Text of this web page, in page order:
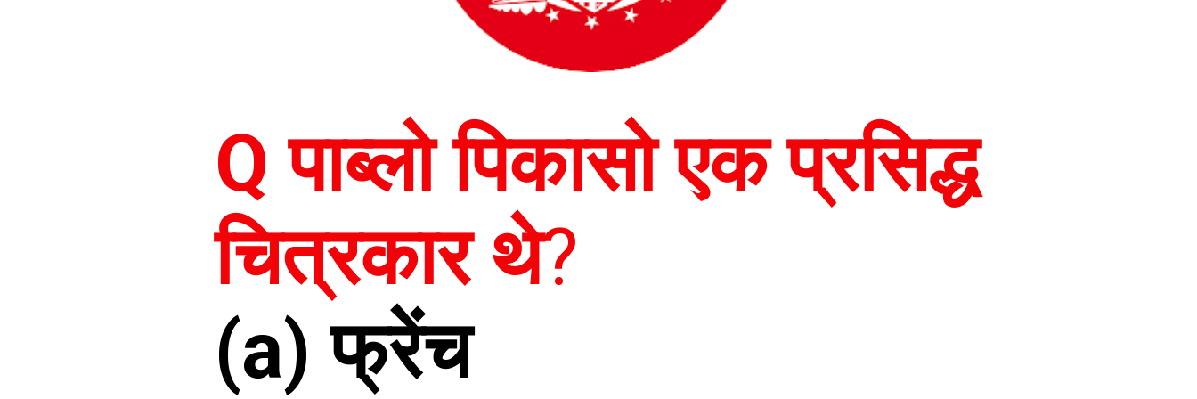
Q पाब्लो पिकासो एक प्रसिद्ध
चित्रकार थे?
(a) फ्रेंच